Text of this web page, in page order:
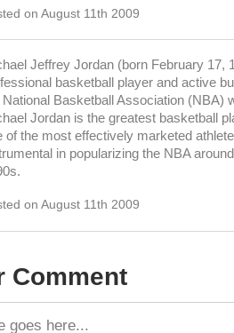
on August 11th 2009
Jeffrey Jordan (born February 17,
basketball player and active
National Basketball Association (NBA)
Jordan is the greatest basketball
of the most effectively marketed
in popularizing the NBA
on August 11th 2009
Comment